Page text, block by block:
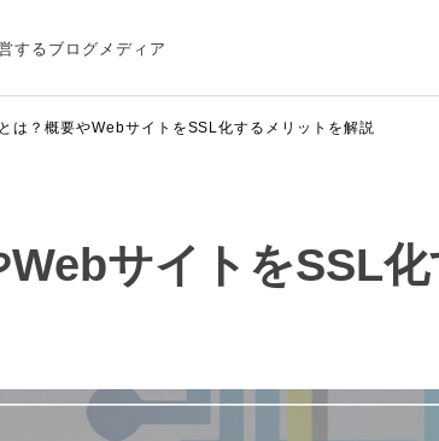
するブログメディア
は？概要やWebサイトをSSL化するメリットを解説
サイトをSSL